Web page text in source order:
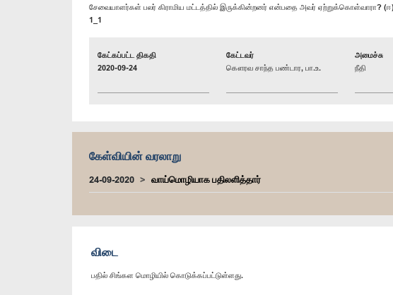
சேவையாளர்கள் பலர் கிராமிய மட்டத்தில் இருக்கின்றனர் என்பதை அவர் ஏற்றுக்கொள்வாரா?
1_1
கேட்கப்பட்ட திகதி
2020-09-24
கேட்டவர்
கௌரவ சாந்த பண்டார, பா.உ.
அமைச்சு
நீதி
கேள்வியின் வரலாறு
24-09-2020 வாய்மொழியாக பதிலளித்தார்
விடை
பதில் சிங்கள மொழியில் கொடுக்கப்பட்டுள்ளது.